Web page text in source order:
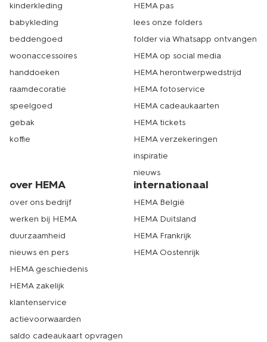
kinderkleding
babykleding
beddengoed
woonaccessoires
handdoeken
raamdecoratie
speelgoed
gebak
koffie
HEMA pas
lees onze folders
folder via Whatsapp ontvangen
HEMA op social media
HEMA herontwerpwedstrijd
HEMA fotoservice
HEMA cadeaukaarten
HEMA tickets
HEMA verzekeringen
inspiratie
nieuws
over HEMA
over ons bedrijf
werken bij HEMA
duurzaamheid
nieuws en pers
HEMA geschiedenis
HEMA zakelijk
klantenservice
actievoorwaarden
saldo cadeaukaart opvragen
internationaal
HEMA België
HEMA Duitsland
HEMA Frankrijk
HEMA Oostenrijk